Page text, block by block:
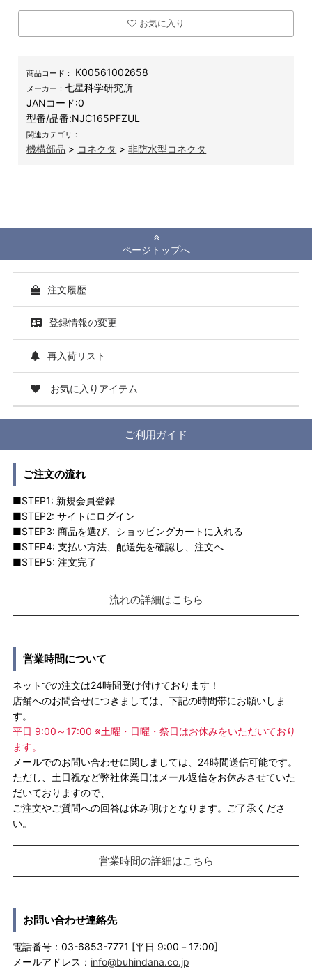
お気に入り
商品コード： K00561002658
メーカー：七星科学研究所
JANコード:0
型番/品番:NJC165PFZUL
関連カテゴリ：
機構部品 > コネクタ >非防水型コネクタ
ページトップへ
注文履歴
登録情報の変更
再入荷リスト
お気に入りアイテム
ご利用ガイド
ご注文の流れ
■STEP1: 新規会員登録
■STEP2: サイトにログイン
■STEP3: 商品を選び、ショッピングカートに入れる
■STEP4: 支払い方法、配送先を確認し、注文へ
■STEP5: 注文完了
流れの詳細はこちら
営業時間について
ネットでの注文は24時間受け付けております！
店舗へのお問合せにつきましては、下記の時間帯にお願いしま
す。
平日 9:00～17:00 ※土曜・日曜・祭日はお休みをいただいており
ます。
メールでのお問い合わせに関しましては、24時間送信可能です。
ただし、土日祝など弊社休業日はメール返信をお休みさせていた
だいておりますので、
ご注文やご質問への回答は休み明けとなります。ご了承くださ
い。
営業時間の詳細はこちら
お問い合わせ連絡先
電話番号：03-6853-7771 [平日 9:00－17:00]
メールアドレス： info@buhindana.co.jp